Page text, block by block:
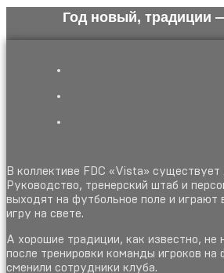
Год новый, традиции
В коллективе FDC «Vista» существует
Руководство, тренерский штаб и
выходят на футбольное поле и
игру на свете.
А хорошие традиции, как известно, не
после тренировки команды игроков на
сменили сотрудники клуба.